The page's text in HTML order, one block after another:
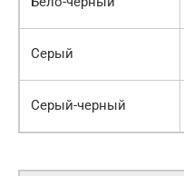
Серый
Серый-черный